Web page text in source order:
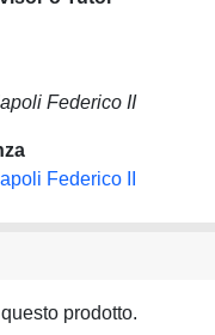
Federico II
Federico II
prodotto.